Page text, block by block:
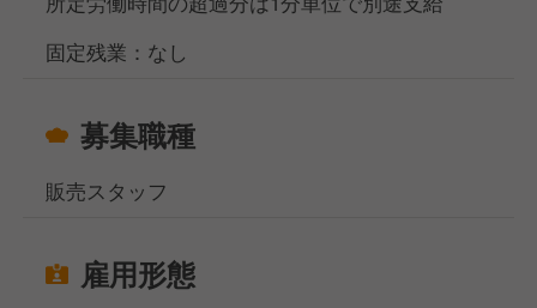
と一緒にお店の成長をサポートしてください。
商品の品揃え、陳列、ディスプレイの管理、店舗の雰
②スタッフの指導・教育
導やサポート。
③売上・業績管理
固定残業：なし
募集職種
販売スタッフ
雇用形態